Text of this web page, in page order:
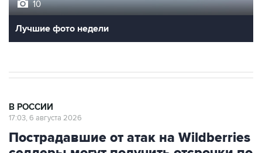
Лучшие фото недели
Пострадавшие от атак на Wildberries
селлеры могут получить отсрочки по
налогам